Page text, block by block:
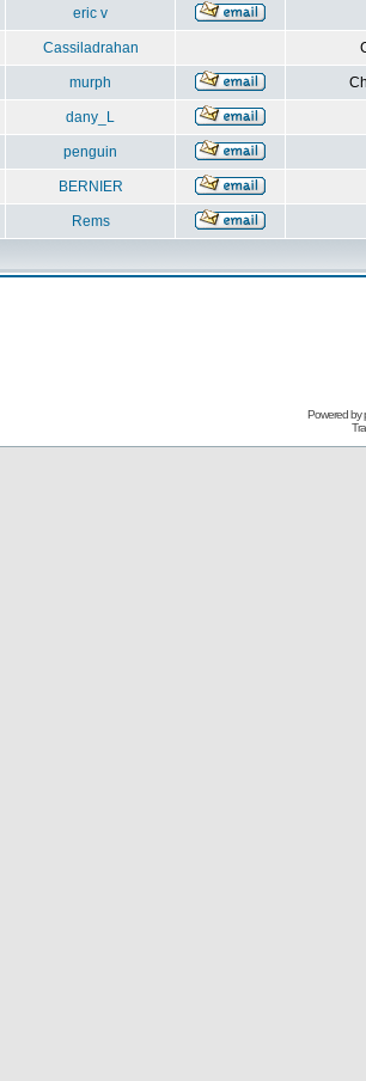
eric v
Cassiladrahan
murph
dany_L
penguin
BERNIER
Rems
Powered by